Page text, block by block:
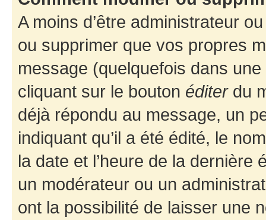
A moins d’être administrateur
ou supprimer que vos propres
message (quelquefois dans
cliquant sur le bouton éditerdu
déjà répondu au message, un
indiquant qu’il a été édité, le
la date et l’heure de la dernière
un modérateur ou un
ont la possibilité de laisser une